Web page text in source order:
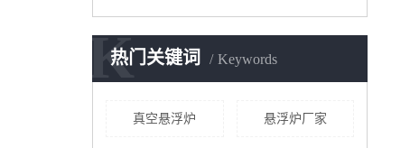
热门关键词 Keywords
K
真空悬浮炉 悬浮炉厂家